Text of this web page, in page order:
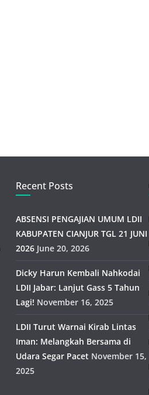
Recent Posts
ABSENSI PENGAJIAN UMUM LDII
KABUPATEN CIANJUR TGL 21 JUNI
2026 June 20, 2026
Dicky Harun Kembali Nahkodai
LDII Jabar: Lanjut Gass 5 Tahun
Lagi! November 16, 2025
LDII Turut Warnai Kirab Lintas
Iman: Melangkah Bersama di
Udara Segar Pacet November 15,
2025